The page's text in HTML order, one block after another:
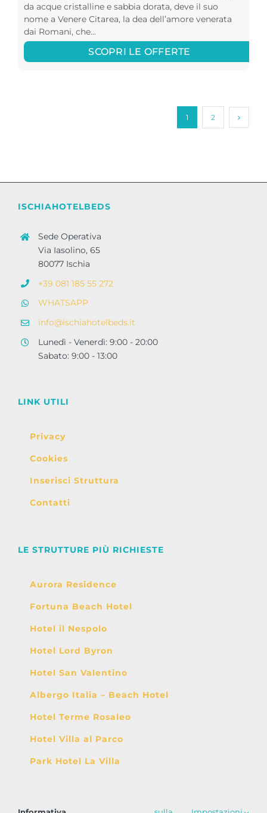
da acque cristalline e sabbia dorata, deve il suo
nome a Venere Citarea, la dea dell’amore venerata
dai Romani, che...
SCOPRI LE OFFERTE
1 2
ISCHIAHOTELBEDS
Sede Operativa
Via Iasolino, 65
80077 Ischia
+39 081 185 55 272
WHATSAPP
info@ischiahotelbeds.it
Lunedì - Venerdì: 9:00 - 20:00
Sabato: 9:00 - 13:00
LINK UTILI
Privacy
Cookies
Inserisci Struttura
Contatti
LE STRUTTURE PIÙ RICHIESTE
Aurora Residence
Fortuna Beach Hotel
Hotel il Nespolo
Hotel Lord Byron
Hotel San Valentino
Albergo Italia – Beach Hotel
Hotel Terme Rosaleo
Hotel Villa al Parco
Park Hotel La Villa